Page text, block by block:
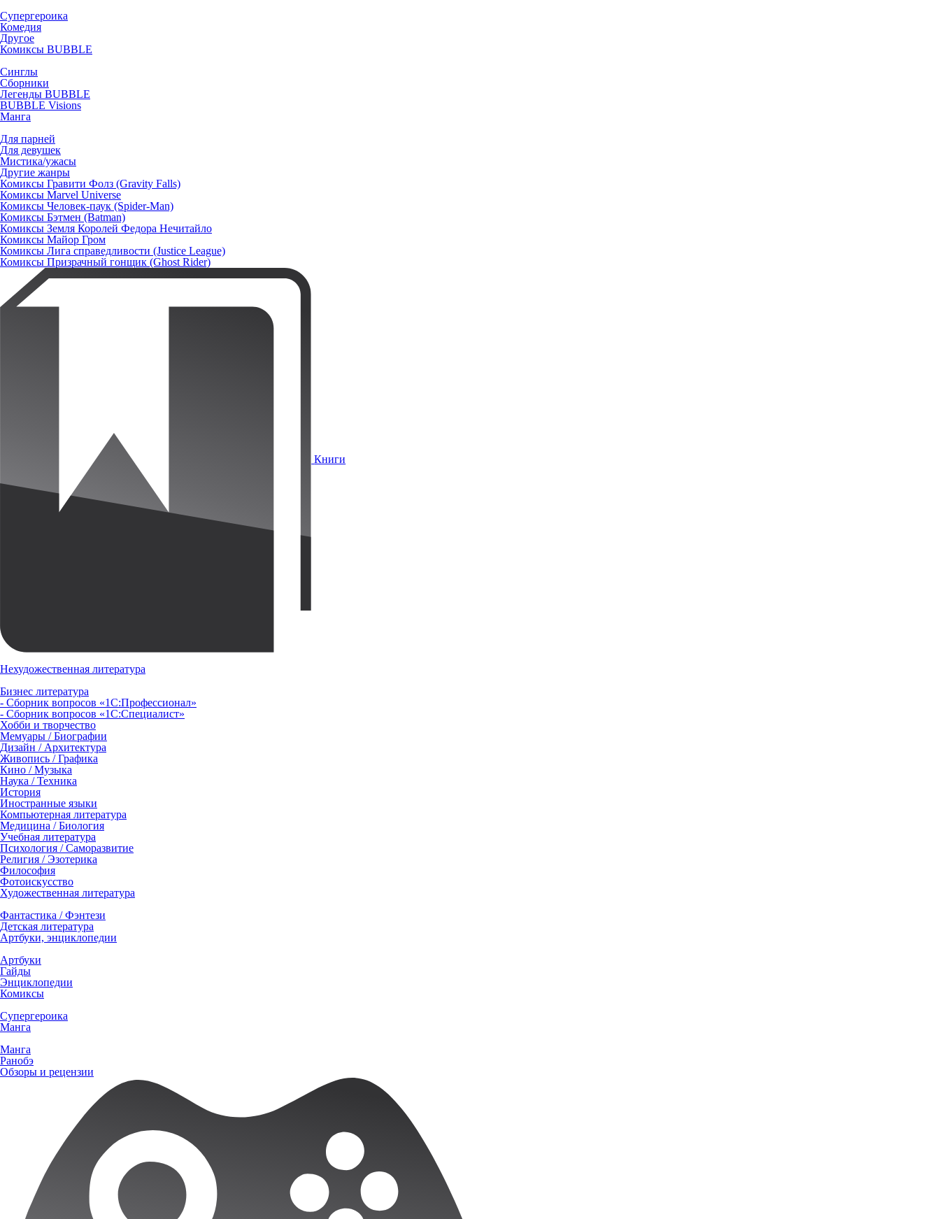
Супергероика
Комедия
Другое
Комиксы BUBBLE
Синглы
Сборники
Легенды BUBBLE
BUBBLE Visions
Манга
Для парней
Для девушек
Мистика/ужасы
Другие жанры
Комиксы Гравити Фолз (Gravity Falls)
Комиксы Marvel Universe
Комиксы Человек-паук (Spider-Man)
Комиксы Бэтмен (Batman)
Комиксы Земля Королей Федора Нечитайло
Комиксы Майор Гром
Комиксы Лига справедливости (Justice League)
Комиксы Призрачный гонщик (Ghost Rider)
Книги
Нехудожественная литература
Бизнес литература
- Сборник вопросов «1С:Профессионал»
- Сборник вопросов «1С:Специалист»
Хобби и творчество
Мемуары / Биографии
Дизайн / Архитектура
Живопись / Графика
Кино / Музыка
Наука / Техника
История
Иностранные языки
Компьютерная литература
Медицина / Биология
Учебная литература
Психология / Саморазвитие
Религия / Эзотерика
Философия
Фотоискусство
Художественная литература
Фантастика / Фэнтези
Детская литература
Артбуки, энциклопедии
Артбуки
Гайды
Энциклопедии
Комиксы
Супергероика
Манга
Манга
Ранобэ
Обзоры и рецензии